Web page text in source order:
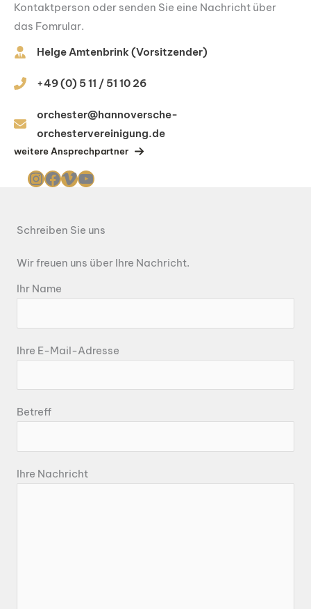
Kontaktperson oder senden Sie eine Nachricht über
das Fomrular.
Helge Amtenbrink (Vorsitzender)
+49 (0) 5 11 / 51 10 26
orchester@hannoversche-
orchestervereinigung.de
weitere Ansprechpartner
Instagram
Facebook
Vimeo
YouTube
Schreiben Sie uns
Wir freuen uns über Ihre Nachricht.
Ihr Name
Ihre E-Mail-Adresse
Betreff
Ihre Nachricht